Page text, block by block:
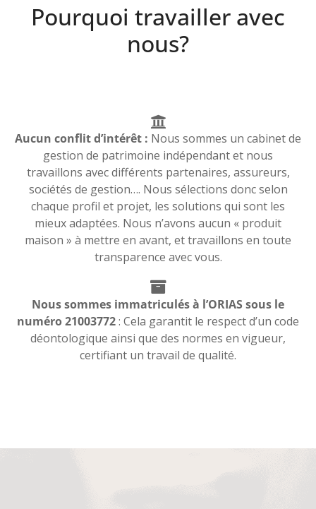
Pourquoi travailler avec
nous?
Aucun conflit d’intérêt : Nous sommes un cabinet de
gestion de patrimoine indépendant et nous
travaillons avec différents partenaires, assureurs,
sociétés de gestion…. Nous sélections donc selon
chaque profil et projet, les solutions qui sont les
mieux adaptées. Nous n’avons aucun « produit
maison » à mettre en avant, et travaillons en toute
transparence avec vous.
Nous sommes immatriculés à l’ORIAS sous le
numéro 21003772: Cela garantit le respect d’un code
déontologique ainsi que des normes en vigueur,
certifiant un travail de qualité.